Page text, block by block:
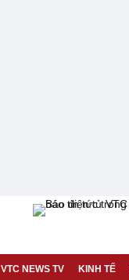
VTC NEWS TV KINH TẾ